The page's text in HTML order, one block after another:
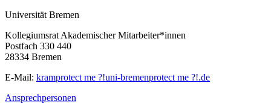
Universität Bremen
Kollegiumsrat Akademischer Mitarbeiter*innen
Postfach 330 440
28334 Bremen
E-Mail: kramprotect me ?!uni-bremenprotect me ?!.de
Ansprechpersonen